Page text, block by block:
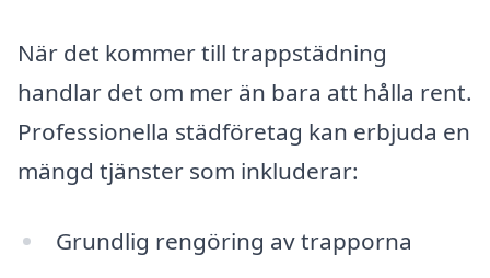
När det kommer till trappstädning
handlar det om mer än bara att hålla rent.
Professionella städföretag kan erbjuda en
mängd tjänster som inkluderar:
Grundlig rengöring av trapporna